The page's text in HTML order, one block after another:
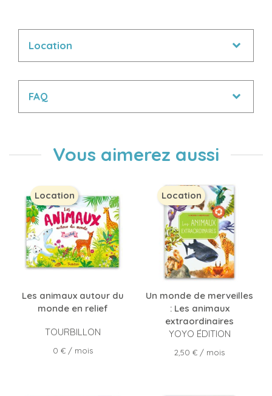
Location
FAQ
Vous aimerez aussi
Les animaux autour du
monde en relief
TOURBILLON
Prix
0 €/ mois
Location
Un monde de merveilles
: Les animaux
extraordinaires
YOYO ÉDITION
Prix
2,50 € / mois
Location